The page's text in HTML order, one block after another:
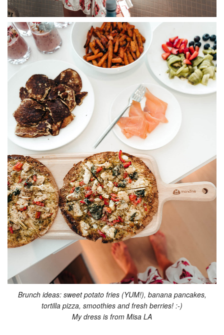
Brunch ideas: sweet potato fries (YUM!), banana pancakes,
tortilla pizza, smoothies and fresh berries! :-)
My dress is from Misa LA